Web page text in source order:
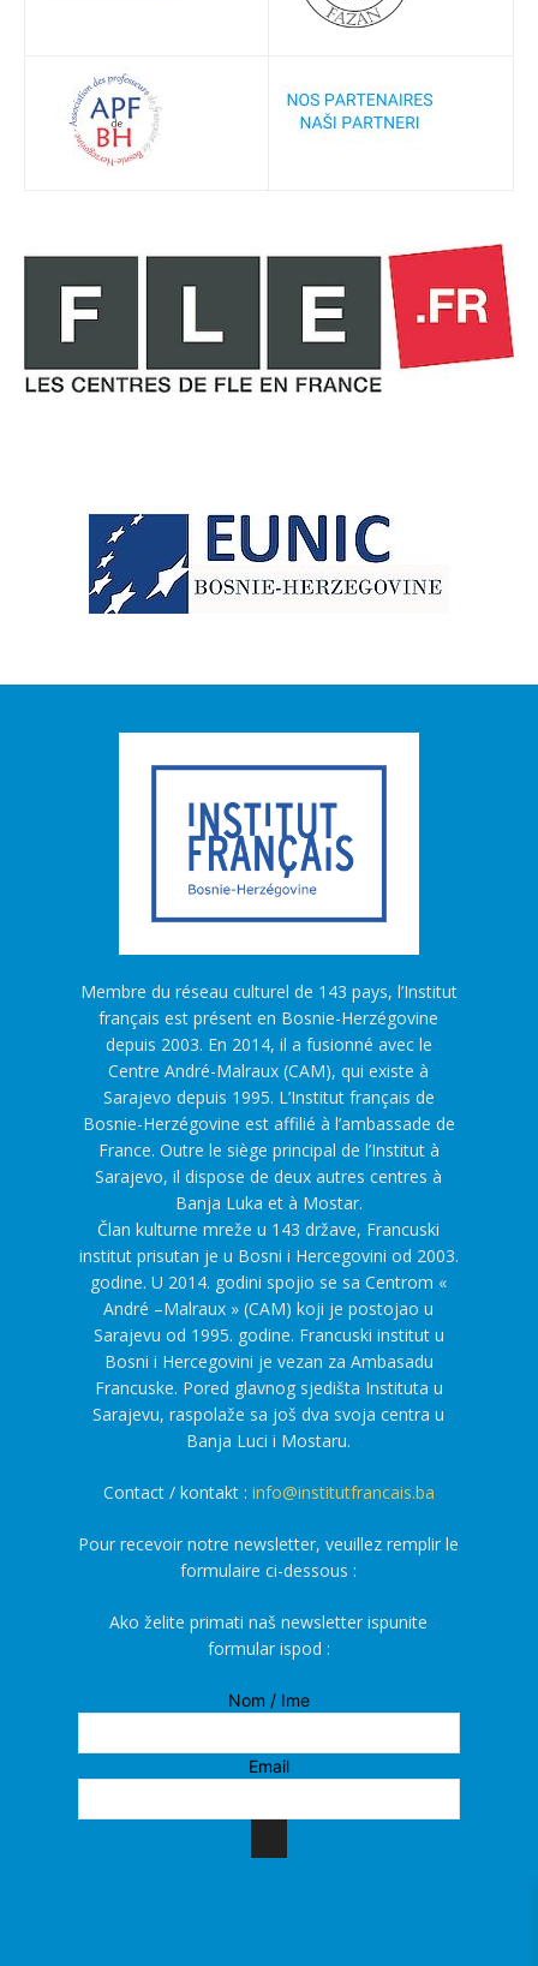
Membre du réseau culturel de 143 pays, l’Institut
français est présent en Bosnie-Herzégovine
depuis 2003. En 2014, il a fusionné avec le
Centre André-Malraux (CAM), qui existe à
Sarajevo depuis 1995. L’Institut français de
Bosnie-Herzégovine est affilié à l’ambassade de
France. Outre le siège principal de l’Institut à
Sarajevo, il dispose de deux autres centres à
Banja Luka et à Mostar.
Član kulturne mreže u 143 države, Francuski
institut prisutan je u Bosni i Hercegovini od 2003.
godine. U 2014. godini spojio se sa Centrom «
André –Malraux » (CAM) koji je postojao u
Sarajevu od 1995. godine. Francuski institut u
Bosni i Hercegovini je vezan za Ambasadu
Francuske. Pored glavnog sjedišta Instituta u
Sarajevu, raspolaže sa još dva svoja centra u
Banja Luci i Mostaru.
Contact / kontakt : info@institutfrancais.ba
Pour recevoir notre newsletter, veuillez remplir le
formulaire ci-dessous :
Ako želite primati naš newsletter ispunite
formular ispod :
Nom / Ime
Email